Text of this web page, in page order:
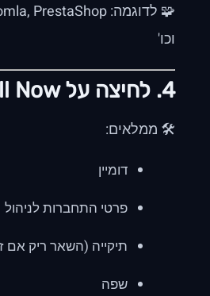
🧩 לדוגמה:PrestaShop
וכו'
4. לחיצה על Now
🛠️ ממלאים:
דומיין
פרטי התחברות לניהול
תיקייה (השאר ריק אם
שפה